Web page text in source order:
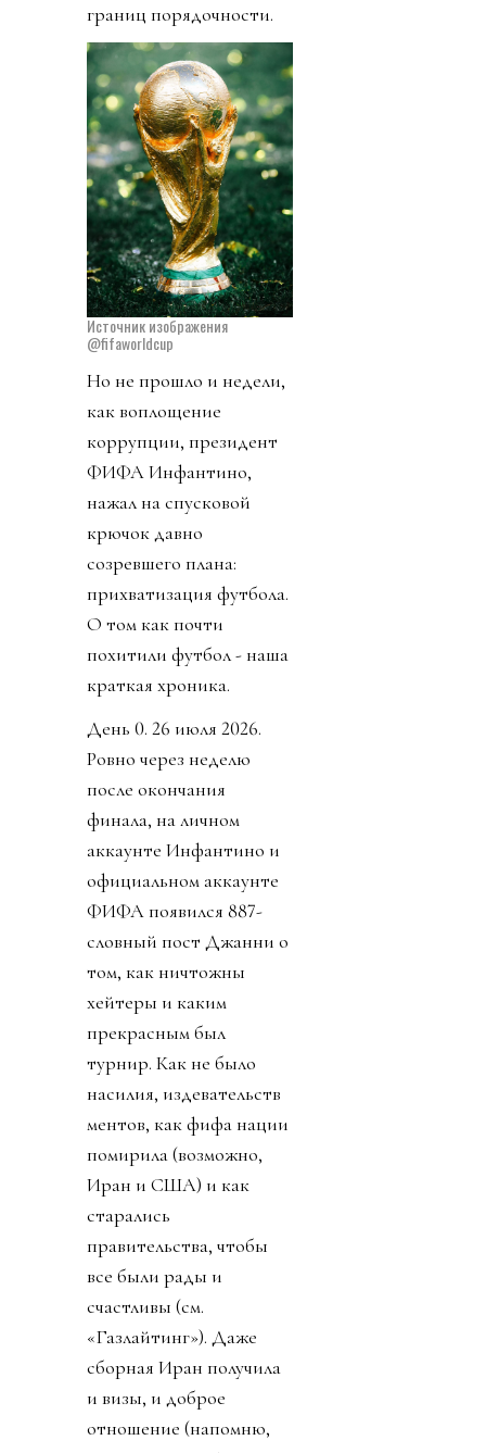
границ порядочности.
Источник изображения
@fifaworldcup
Но не прошло и недели,
как воплощение
коррупции, президент
ФИФА Инфантино,
нажал на спусковой
крючок давно
созревшего плана:
прихватизация футбола.
О том как почти
похитили футбол - наша
краткая хроника.
День 0. 26 июля 2026.
Ровно через неделю
после окончания
финала, на личном
аккаунте Инфантино и
официальном аккаунте
ФИФА появился 887-
словный пост Джанни о
том, как ничтожны
хейтеры и каким
прекрасным был
турнир. Как не было
насилия, издевательств
ментов, как фифа нации
помирила (возможно,
Иран и США) и как
старались
правительства, чтобы
все были рады и
счастливы (см.
«Газлайтинг»). Даже
сборная Иран получила
и визы, и доброе
отношение (напомню,